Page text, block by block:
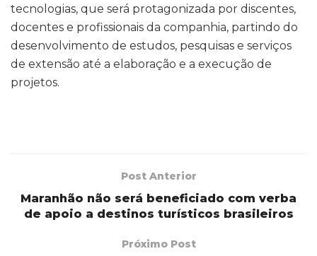
tecnologias, que será protagonizada por discentes,
docentes e profissionais da companhia, partindo do
desenvolvimento de estudos, pesquisas e serviços
de extensão até a elaboração e a execução de
projetos.
Post Anterior
Maranhão não será beneficiado com verba
de apoio a destinos turísticos brasileiros
Próximo Post